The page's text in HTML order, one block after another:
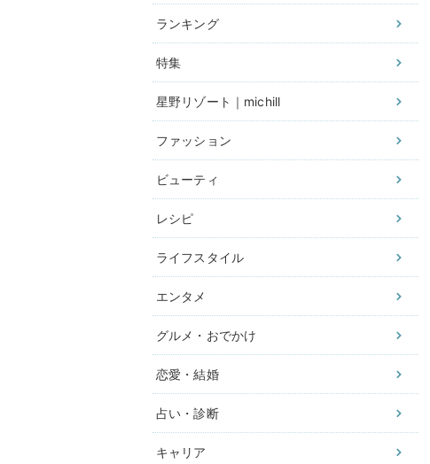
ランキング
特集
星野リゾート｜michill
ファッション
ビューティ
レシピ
ライフスタイル
エンタメ
グルメ・おでかけ
恋愛・結婚
占い・診断
キャリア